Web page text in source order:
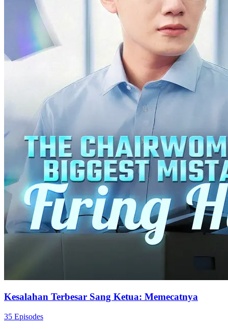
Kesalahan Terbesar Sang Ketua: Memecatnya
35 Episodes